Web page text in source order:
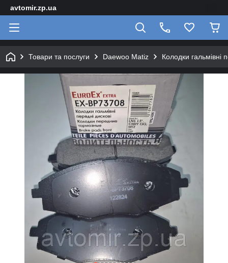
avtomir.zp.ua
Товари та послуги Daewoo Matiz Колодки гальмівні